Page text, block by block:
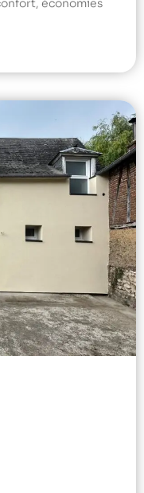
économies